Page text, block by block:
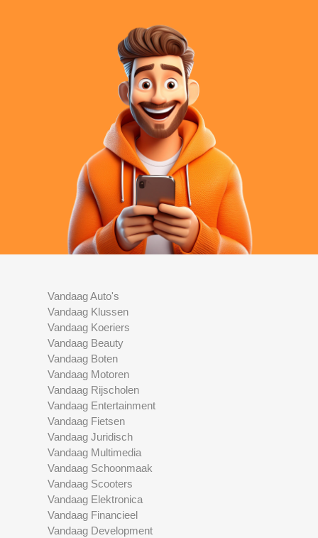
Vandaag Auto's
Vandaag Klussen
Vandaag Koeriers
Vandaag Beauty
Vandaag Boten
Vandaag Motoren
Vandaag Rijscholen
Vandaag Entertainment
Vandaag Fietsen
Vandaag Juridisch
Vandaag Multimedia
Vandaag Schoonmaak
Vandaag Scooters
Vandaag Elektronica
Vandaag Financieel
Vandaag Development